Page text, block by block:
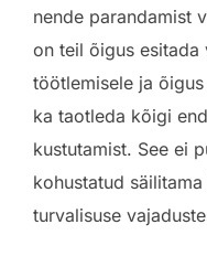
nende parandamist
on teil õigus esitada
töötlemisele ja
ka taotleda kõigi
kustutamist. See ei
kohustatud
turvalisuse